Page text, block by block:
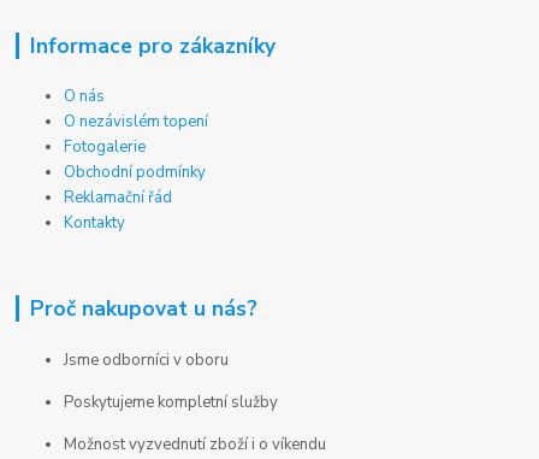
Informace pro zákazníky
O nás
O nezávislém topení
Fotogalerie
Obchodní podmínky
Reklamační řád
Kontakty
Proč nakupovat u nás?
Jsme odborníci v oboru
Poskytujeme kompletní služby
Možnost vyzvednutí zboží i o víkendu